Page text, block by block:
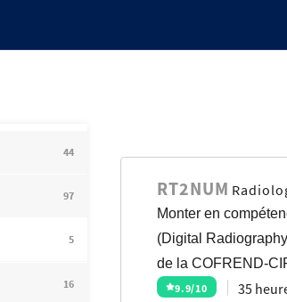
44
97
5
16
RT2NUM
Monter en
(Digital
de la COFREND-
9.9/10 35